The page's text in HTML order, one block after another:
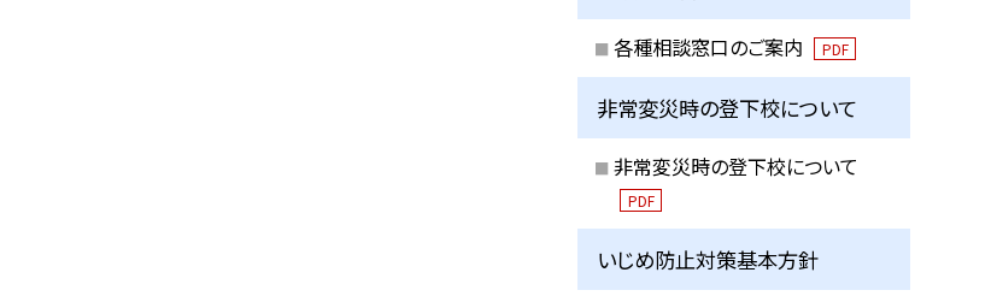
各種相談窓口のご案内 PDF
非常変災時の登下校について
非常変災時の登下校について
PDF
いじめ防止対策基本方針